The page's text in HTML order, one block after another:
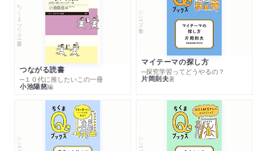
ちくまプリマー新書
つながる読書
─１０代に推したいこの一冊
小池陽慈編
シリーズ・全集
マイテーマの探し方
─探究学習ってどうやるの？
片岡則夫著
シリーズ・全集 シリーズ・全集